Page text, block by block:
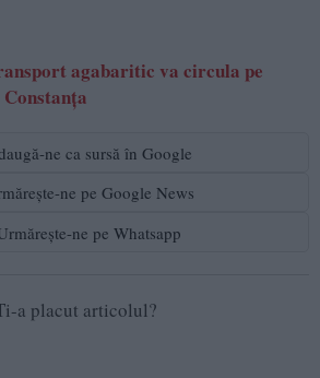
agabaritic va circula pe
ne ca sursă în Google
ne pe Google News
ne pe Whatsapp
a placut articolul?